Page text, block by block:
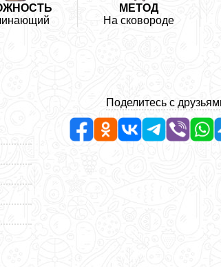
МЕТОД
На сковороде
Поделитесь с